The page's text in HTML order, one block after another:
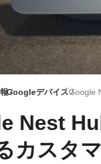
Googleデバイス
Nest
カスタ